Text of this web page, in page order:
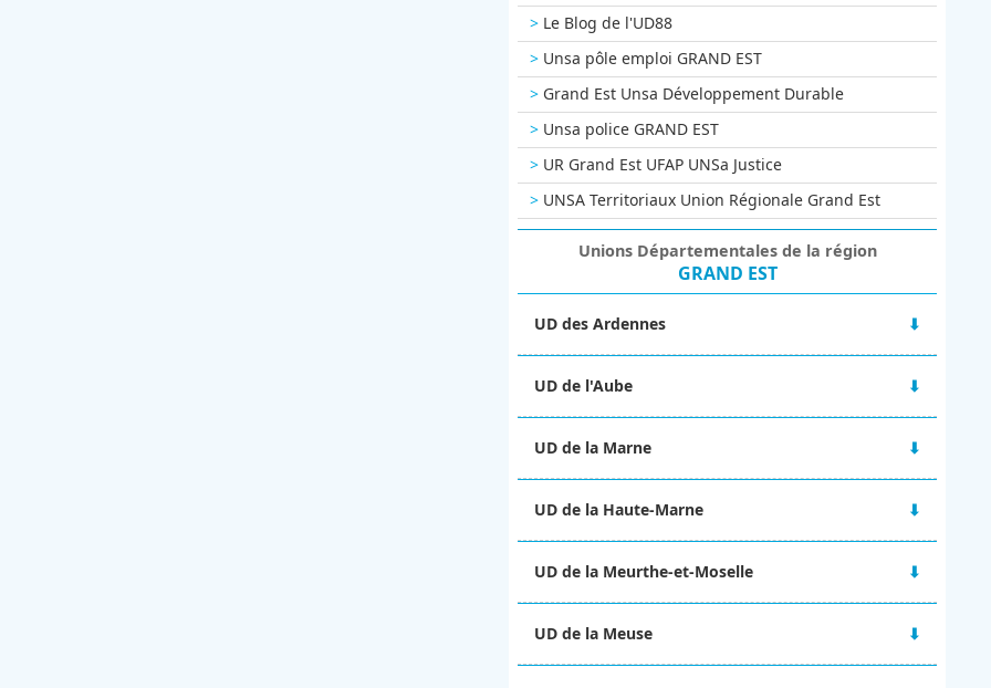
Le Blog de l'UD88
Unsa pôle emploi GRAND EST
Grand Est Unsa Développement Durable
Unsa police GRAND EST
UR Grand Est UFAP UNSa Justice
UNSA Territoriaux Union Régionale Grand Est
Unions Départementales de la région
GRAND EST
UD des Ardennes
08000 CHARLEVILLE-MÉZIERES
06 67 10 38 92
ud-08@unsa.org
UD de l'Aube
10000 TROYES
03 25 80 56 77
ud-10@unsa.org
UD de la Marne
15 Boulevard de la Paix
51100 REIMS
06 02 31 22 63
UD de la Haute-Marne
BP 90028
52001 CHAUMONT CEDEX
09 67 14 25 57
UD de la Meurthe-et-Moselle
54000 NANCY
ud-54@unsa.org
UD de la Meuse